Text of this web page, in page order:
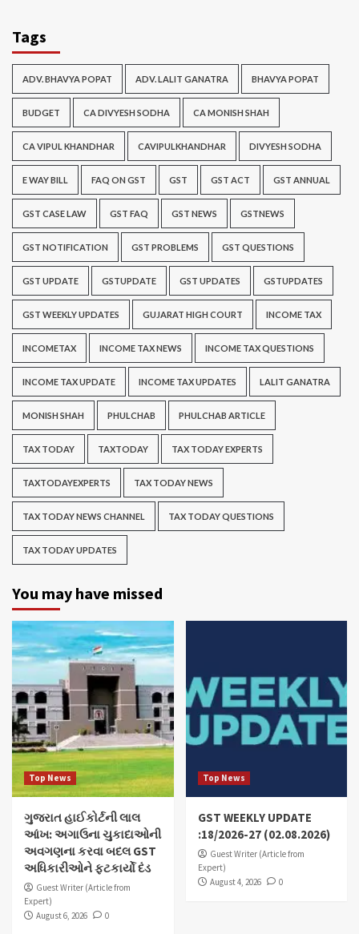
Tags
ADV. BHAVYA POPAT ADV. LALIT GANATRA BHAVYA POPAT
BUDGET CA DIVYESH SODHA CA MONISH SHAH
CA VIPUL KHANDHAR CAVIPULKHANDHAR DIVYESH SODHA
E WAY BILL FAQ ON GST GST GST ACT GST ANNUAL
GST CASE LAW GST FAQ GST NEWS GSTNEWS
GST NOTIFICATION GST PROBLEMS GST QUESTIONS
GST UPDATE GSTUPDATE GST UPDATES GSTUPDATES
GST WEEKLY UPDATES GUJARAT HIGH COURT INCOME TAX
INCOMETAX INCOME TAX NEWS INCOME TAX QUESTIONS
INCOME TAX UPDATE INCOME TAX UPDATES LALIT GANATRA
MONISH SHAH PHULCHAB PHULCHAB ARTICLE
TAX TODAY TAXTODAY TAX TODAY EXPERTS
TAXTODAYEXPERTS TAX TODAY NEWS
TAX TODAY NEWS CHANNEL TAX TODAY QUESTIONS
TAX TODAY UPDATES
You may have missed
Top News
ગુજરાત હાઈકોર્ટની લાલ
આંખ: અગાઉના ચુકાદાઓની
અવગણના કરવા બદલ GST
અધિકારીઓને ફટકાર્યો દંડ
Guest Writer (Article from
Expert)
August 6, 2026
0
Top News
GST WEEKLY UPDATE
:18/2026-27 (02.08.2026)
Guest Writer (Article from
Expert)
August 4, 2026
0